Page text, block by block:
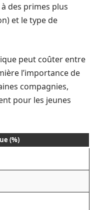
des primes plus
et le type de
peut coûter entre
l’importance de
compagnies,
pour les jeunes
(%)